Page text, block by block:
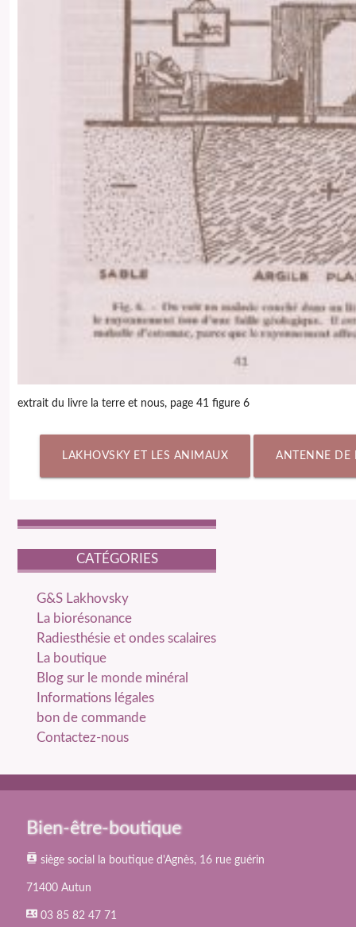
extrait du livre la terre et nous, page 41 figure 6
LAKHOVSKY ET LES ANIMAUX ANTENNE DE
CATÉGORIES
catégories
G&S Lakhovsky
La biorésonance
Radiesthésie et ondes scalaires
La boutique
Blog sur le monde minéral
Informations légales
bon de commande
Contactez-nous
Bien-être-boutique
contacts siège social la boutique d'Agnès, 16 rue guérin
71400 Autun
contact_phone03 85 82 47 71